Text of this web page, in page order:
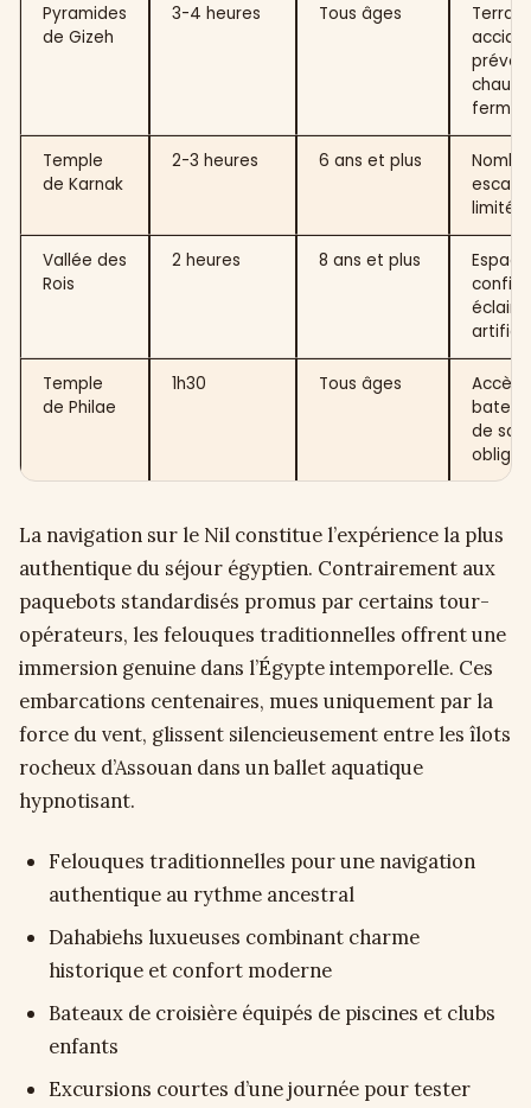
Pyramides
de Gizeh
3-4 heures Tous âges
Terrain
prévoir
Temple
de Karnak
2-3 heures 6 ans et plus
limitée
Vallée des
Rois
2 heures 8 ans et plus
Temple
de Philae
1h30 Tous âges
Accès
de
La navigation sur le Nil constitue l’expérience la plus
authentique du séjour égyptien. Contrairement aux
paquebots standardisés promus par certains tour-
opérateurs, les felouques traditionnelles offrent une
immersion genuine dans l’Égypte intemporelle. Ces
embarcations centenaires, mues uniquement par la
force du vent, glissent silencieusement entre les îlots
rocheux d’Assouan dans un ballet aquatique
hypnotisant.
Felouques traditionnelles pour une navigation
authentique au rythme ancestral
Dahabiehs luxueuses combinant charme
historique et confort moderne
Bateaux de croisière équipés de piscines et clubs
enfants
Excursions courtes d’une journée pour tester